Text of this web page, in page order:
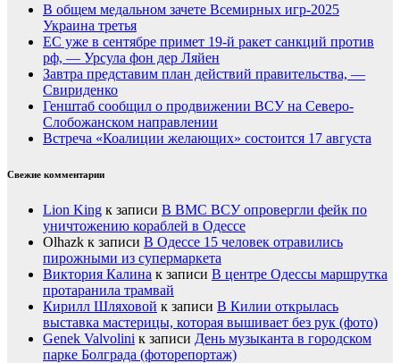
В общем медальном зачете Всемирных игр-2025
Украина третья
ЕС уже в сентябре примет 19-й ракет санкций против
рф, — Урсула фон дер Ляйен
Завтра представим план действий правительства, —
Свириденко
Генштаб сообщил о продвижении ВСУ на Северо-
Слобожанском направлении
Встреча «Коалиции желающих» состоится 17 августа
Свежие комментарии
Lion King к записи В ВМС ВСУ опровергли фейк по
уничтожению кораблей в Одессе
Olhazk к записи В Одессе 15 человек отравились
пирожными из супермаркета
Виктория Калина к записи В центре Одессы маршрутка
протаранила трамвай
Кирилл Шляховой к записи В Килии открылась
выставка мастерицы, которая вышивает без рук (фото)
Genek Valvolini к записи День музыканта в городском
парке Болграда (фоторепортаж)